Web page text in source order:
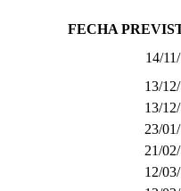
FECHA
14/
13/
13/
23/
21/
12/